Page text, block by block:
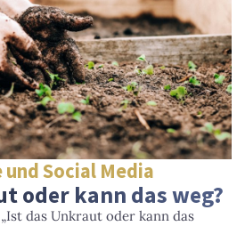
und Social Media
oder kann das weg?
das Unkraut oder kann das